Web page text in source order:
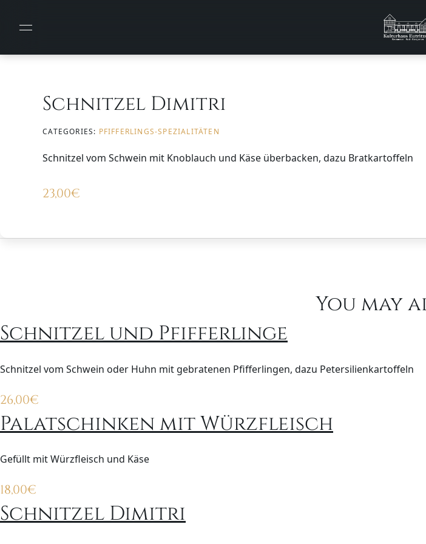
Schnitzel Dimitri
CATEGORIES: PFIFFERLINGS-SPEZIALITÄTEN
Schnitzel vom Schwein mit Knoblauch und Käse überbacken, dazu Bratkartoffeln
23,00€
You may
Schnitzel und Pfifferlinge
Schnitzel vom Schwein oder Huhn mit gebratenen Pfifferlingen, dazu Petersilienkartoffeln
26,00€
Palatschinken mit Würzfleisch
Gefüllt mit Würzfleisch und Käse
18,00€
Schnitzel Dimitri